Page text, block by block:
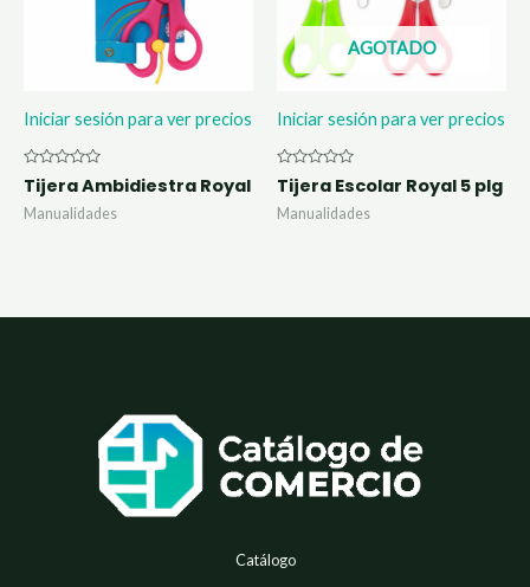
Iniciar sesión para ver precios
Valorado
con
0
de
Tijera Ambidiestra Royal
Manualidades
AGOTADO
Iniciar sesión para ver precios
Valorado
con
0
de
Tijera Escolar Royal 5 plg
Manualidades
Catálogo